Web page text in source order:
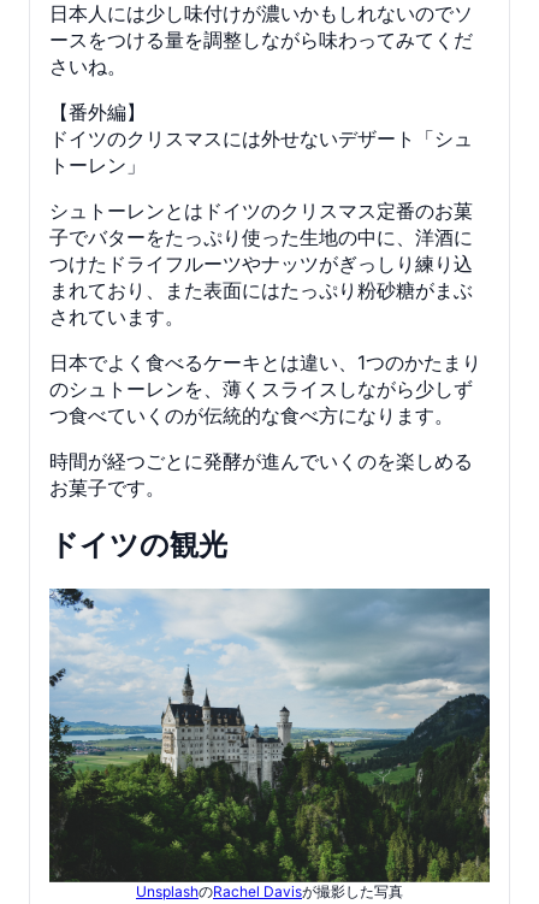
日本人には少し味付けが濃いかもしれないのでソ
ースをつける量を調整しながら味わってみてくだ
さいね。
【番外編】
ドイツのクリスマスには外せないデザート「シュ
トーレン」
シュトーレンとはドイツのクリスマス定番のお菓
子でバターをたっぷり使った生地の中に、洋酒に
つけたドライフルーツやナッツがぎっしり練り込
まれており、また表面にはたっぷり粉砂糖がまぶ
されています。
日本でよく食べるケーキとは違い、1つのかたまり
のシュトーレンを、薄くスライスしながら少しず
つ食べていくのが伝統的な食べ方になります。
時間が経つごとに発酵が進んでいくのを楽しめる
お菓子です。
ドイツの観光
UnsplashのRachel Davisが撮影した写真